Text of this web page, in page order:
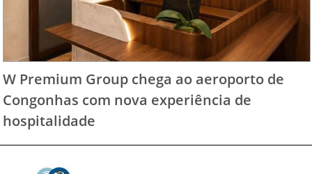
W Premium Group chega ao aeroporto de
Congonhas com nova experiência de
hospitalidade